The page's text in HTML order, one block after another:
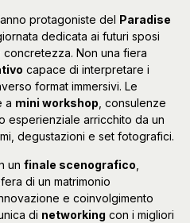
protagoniste del Paradise
dedicata ai futuri sposi
Non una fiera
capace di interpretare i
format immersivi. Le
a mini workshop , consulenze
esperienziale arricchito da un
degustazioni e set fotografici.
un finale scenografico
di un matrimonio
e coinvolgimento
di networking con i migliori